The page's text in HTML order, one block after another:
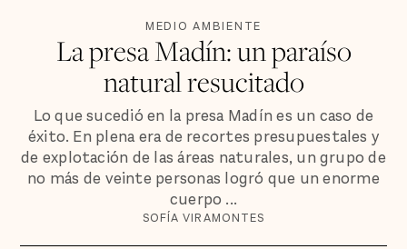
MEDIO AMBIENTE
La presa Madín: un paraíso
natural resucitado
Lo que sucedió en la presa Madín es un caso de
éxito. En plena era de recortes presupuestales y
de explotación de las áreas naturales, un grupo de
no más de veinte personas logró que un enorme
cuerpo ...
SOFÍA VIRAMONTES